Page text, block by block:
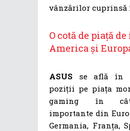
vânzărilor cuprinsă
O cotă de piață
America și
ASUS se află în
poziții pe piața
gaming în
importante din
Germania, Franța,